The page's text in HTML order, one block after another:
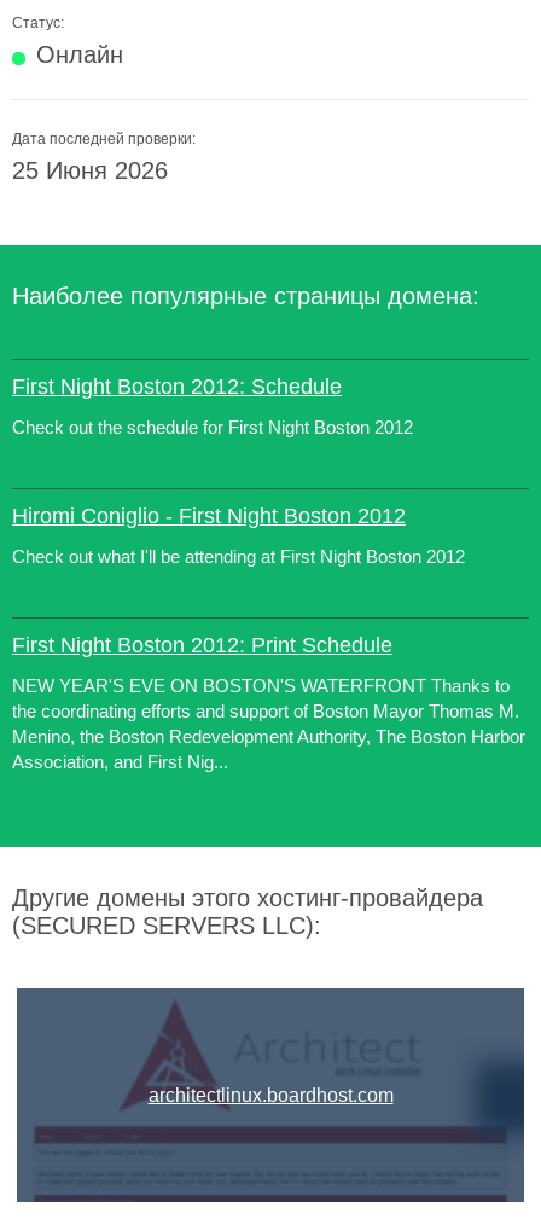
Статус:
Онлайн
Дата последней проверки:
25 Июня 2026
Наиболее популярные страницы домена:
First Night Boston 2012: Schedule
Check out the schedule for First Night Boston 2012
Hiromi Coniglio - First Night Boston 2012
Check out what I'll be attending at First Night Boston 2012
First Night Boston 2012: Print Schedule
NEW YEAR'S EVE ON BOSTON'S WATERFRONT Thanks to
the coordinating efforts and support of Boston Mayor Thomas M.
Menino, the Boston Redevelopment Authority, The Boston Harbor
Association, and First Nig...
Другие домены этого хостинг-провайдера
(SECURED SERVERS LLC):
architectlinux.boardhost.com